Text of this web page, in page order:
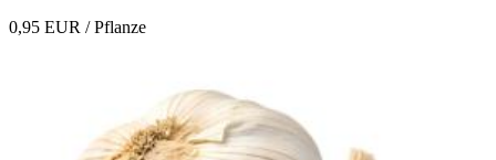
0,95 EUR / Pflanze